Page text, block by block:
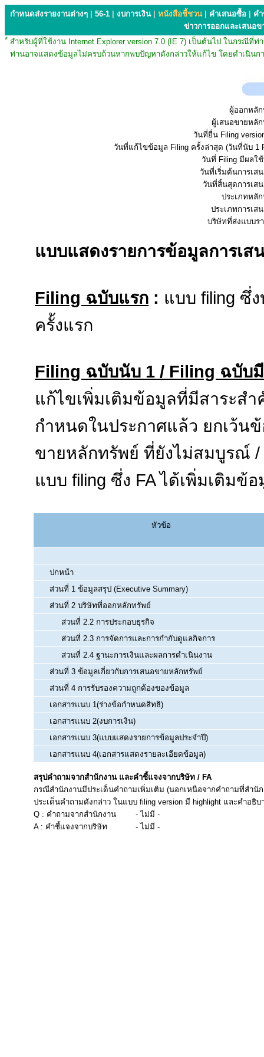
กำหนดส่งรายงานต่างๆ 56-1 งบการเงิน หนังสือชี้ชวน คำเสนอซื้อ
ค
ข่าวการออกและเสนอข
* สำหรับผู้ที่ใช้งาน Internet Explorer version 7.0 (IE 7) เป็นต้นไป ในกรณี
ท่านอาจแสดงข้อมูลไม่ครบถ้วนหากพบปัญหาดังกล่าวให้แก้ไข โดยดำเนินก
ผู้ออกหลั
ผู้เสนอขายหลั
วันที่ยื่น Filing
วันที่แก้ไขข้อมูล Filing ครั้งล่าสุด (วันที่นับ 1
วันที่ Filing มีผลใ
วันที่เริ่มต้นการเส
วันที่สิ้นสุดการเส
ประเภทหลั
ประเภทการเส
บริษัทที่ส่งแบบร
แบบแสดงรายการข้อมูลการเ
Filing ฉบับแรก : แบบ filing ซึ่ง
ครั้งแรก
Filing ฉบับนับ 1 / Filing ฉบับ
แก้ไขเพิ่มเติมข้อมูลที่มีสาระส
กำหนดในประกาศแล้ว ยกเว้น
ขายหลักทรัพย์ ที่ยังไม่สมบูรณ์
แบบ filing ซึ่ง FA ได้เพิ่มเติมข้
หัวข้อ
ปกหน้า
ส่วนที่ 1 ข้อมูลสรุป (Executive Summary)
ส่วนที่ 2 บริษัทที่ออกหลักทรัพย์
ส่วนที่ 2.2 การประกอบธุรกิจ
ส่วนที่ 2.3 การจัดการและการกำกับดูแลกิจการ
ส่วนที่ 2.4 ฐานะการเงินและผลการดำเนินงาน
ส่วนที่ 3 ข้อมูลเกี่ยวกับการเสนอขายหลักทรัพย์
ส่วนที่ 4 การรับรองความถูกต้องของข้อมูล
เอกสารแนบ 1(ร่างข้อกำหนดสิทธิ)
เอกสารแนบ 2(งบการเงิน)
เอกสารแนบ 3(แบบแสดงรายการข้อมูลประจำปี)
เอกสารแนบ 4(เอกสารแสดงรายละเอียดข้อมูล)
สรุปคำถามจากสำนักงาน และคำชี้แจงจากบริษัท / FA
กรณีสำนักงานมีประเด็นคำถามเพิ่มเติม (นอกเหนือจากคำถามที่สำ
ประเด็นคำถามดังกล่าว ในแบบ filing version มี highlight และคำอธิ
Q : คำถามจากสำนักงาน
- ไม่มี -
A : คำชี้แจงจากบริษัท
- ไม่มี -